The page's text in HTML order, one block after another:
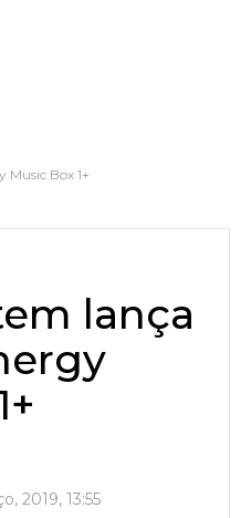
Music Box 1+
lança
2019, 13:55